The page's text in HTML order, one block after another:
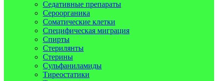
Седативные препараты
Сероорганика
Соматические клетки
Специфическая миграция
Спирты
Стерилянты
Стерины
Сульфаниламиды
Тиреостатики